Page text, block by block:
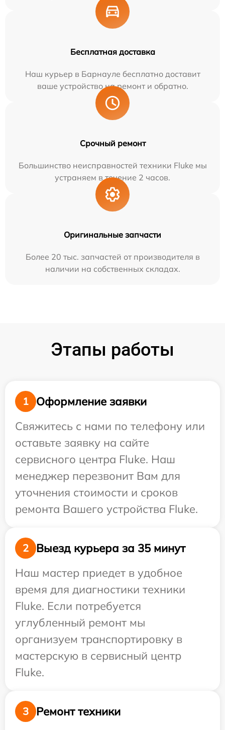
Бесплатная доставка
Наш курьер в Барнауле бесплатно доставит
ваше устройство на ремонт и обратно.
Срочный ремонт
Большинство неисправностей техники Fluke мы
устраняем в течение 2 часов.
Оригинальные запчасти
Более 20 тыс. запчастей от производителя в
наличии на собственных складах.
Этапы работы
1
Оформление заявки
Свяжитесь с нами по телефону или
оставьте заявку на сайте
сервисного центра Fluke. Наш
менеджер перезвонит Вам для
уточнения стоимости и сроков
ремонта Вашего устройства Fluke.
2
Выезд курьера за 35 минут
Наш мастер приедет в удобное
время для диагностики техники
Fluke. Если потребуется
углубленный ремонт мы
организуем транспортировку в
мастерскую в сервисный центр
Fluke.
3
Ремонт техники